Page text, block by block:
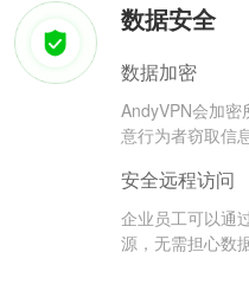
数据安全
数据加密
AndyVPN会加密
意行为者窃取信息
安全远程访问
企业员工可以通
源，无需担心数